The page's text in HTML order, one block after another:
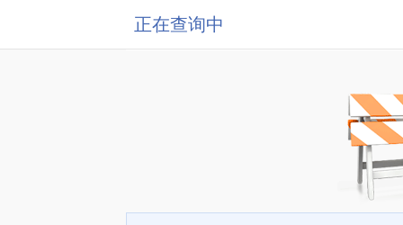
正在查询中